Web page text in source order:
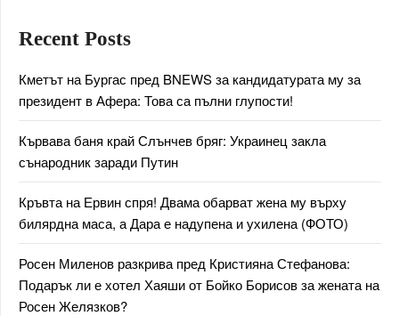
Recent Posts
Кметът на Бургас пред BNEWS за кандидатурата му за
президент в Афера: Това са пълни глупости!
Кървава баня край Слънчев бряг: Украинец закла
сънародник заради Путин
Кръвта на Ервин спря! Двама обарват жена му върху
билярдна маса, а Дара е надупена и ухилена (ФОТО)
Росен Миленов разкрива пред Кристияна Стефанова:
Подарък ли е хотел Хаяши от Бойко Борисов за жената на
Росен Желязков?